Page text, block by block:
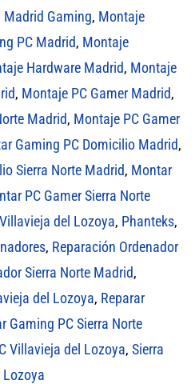
Madrid Gaming, Montaje
PC Madrid, Montaje
Hardware Madrid, Montaje
, Montaje PC Gamer Madrid,
Madrid, Montaje PC Gamer
Gaming PC Domicilio Madrid,
Sierra Norte Madrid, Montar
PC Gamer Sierra Norte
del Lozoya, Phanteks,
, Reparación Ordenador
Sierra Norte Madrid,
del Lozoya, Reparar
Gaming PC Sierra Norte
Villavieja del Lozoya, Sierra